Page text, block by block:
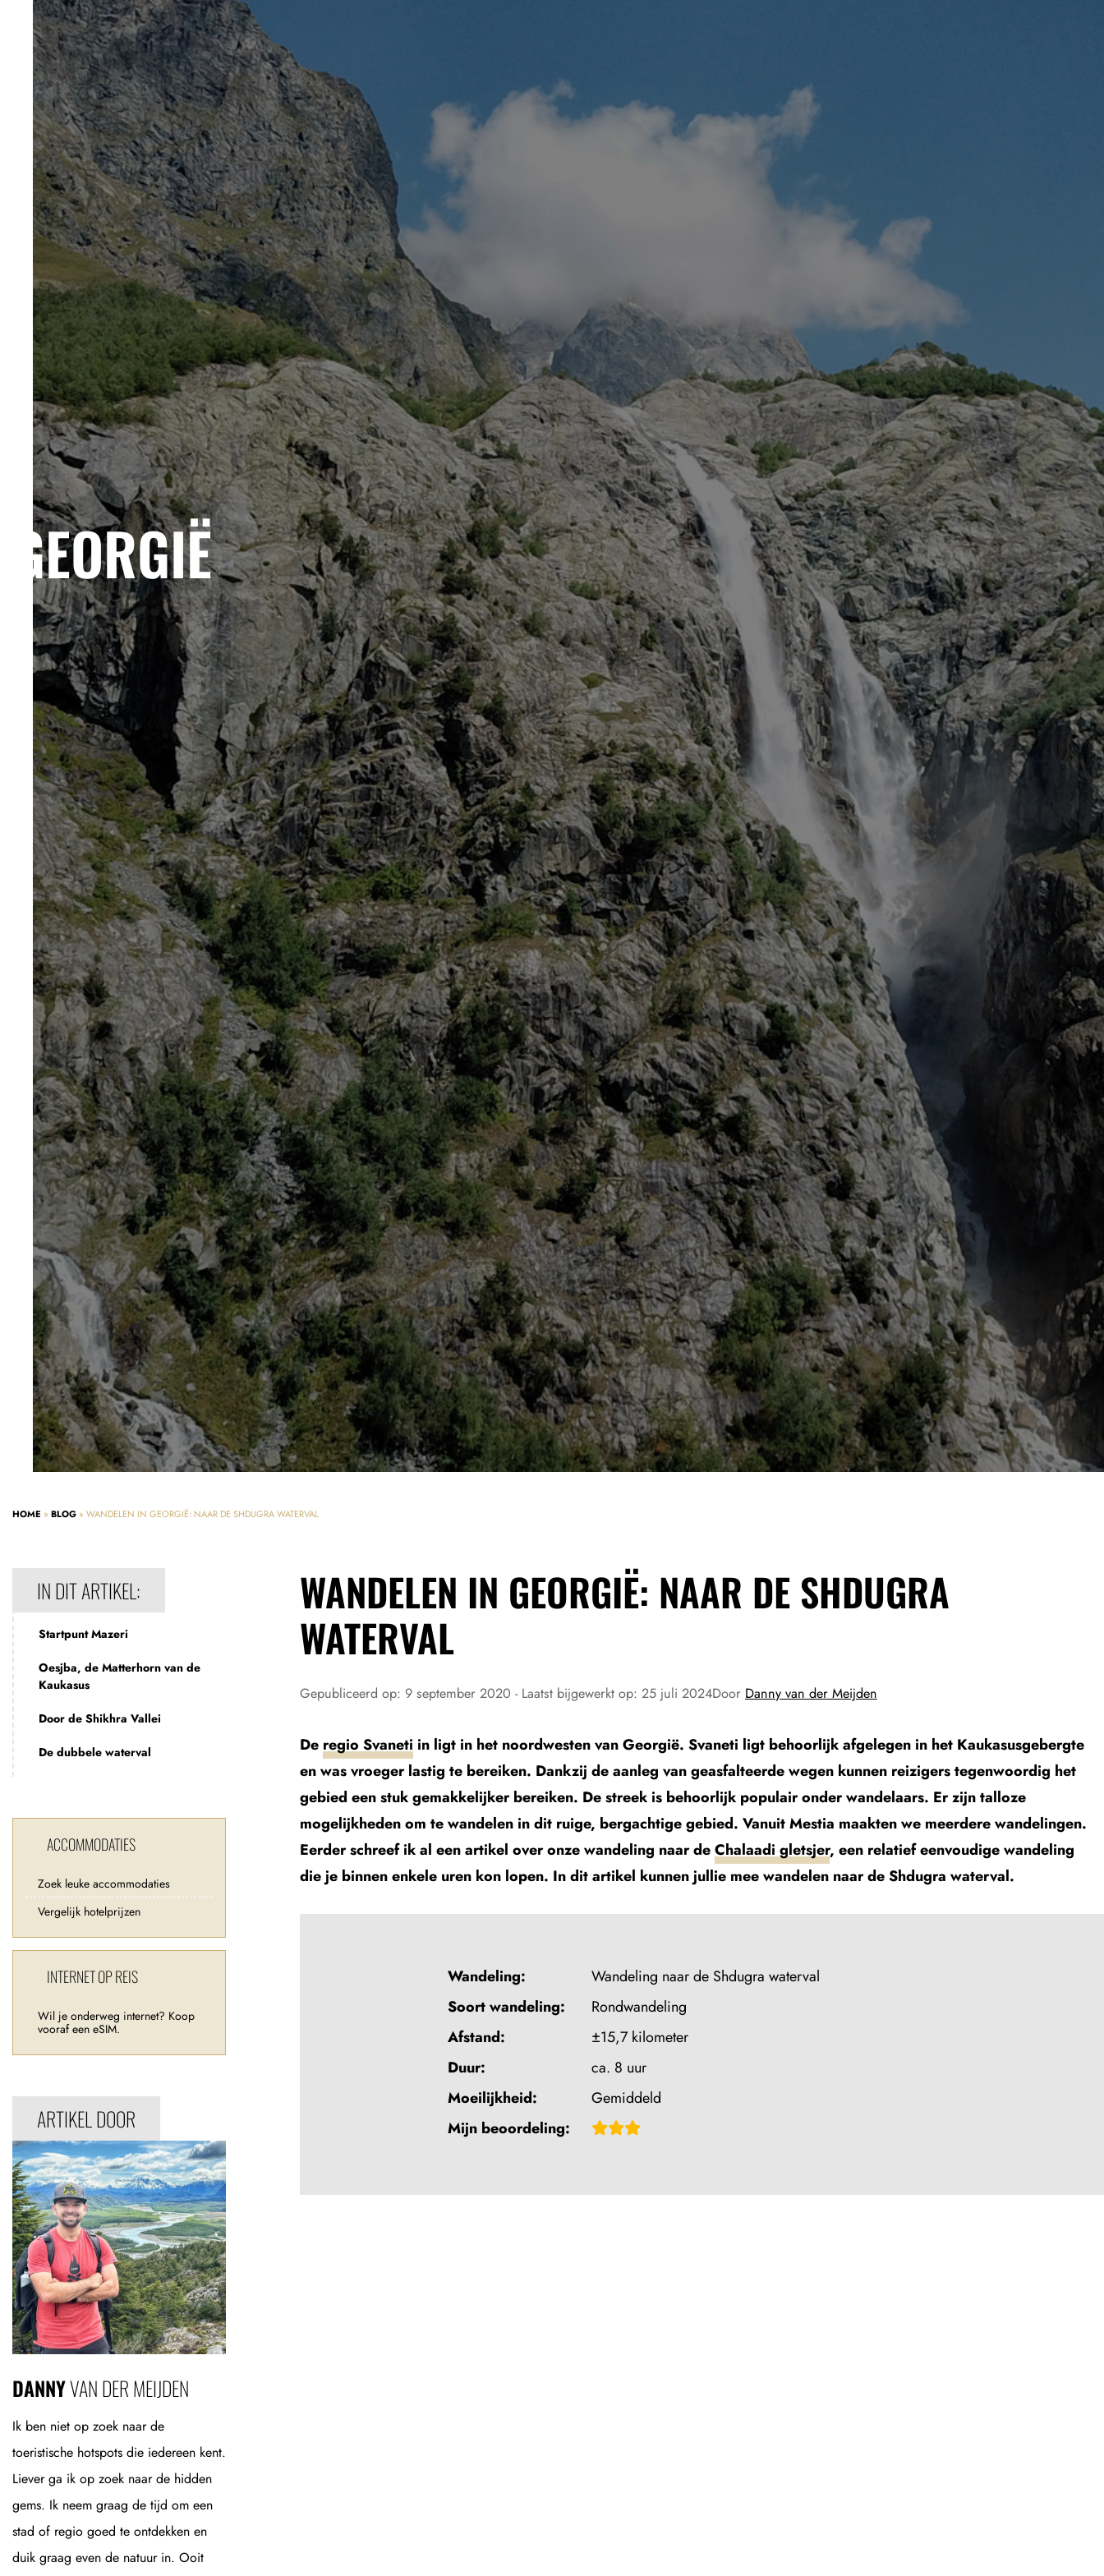
GEORGIË
HOME » BLOG » WANDELEN IN GEORGIË: NAAR DE SHDUGRA WATERVAL
WANDELEN IN GEORGIË: NAAR DE SHDUGRA
WATERVAL
Gepubliceerd op: 9 september 2020 - Laatst bijgewerkt op: 25 juli 2024Door Danny van der Meijden
De regio Svaneti in ligt in het noordwesten van Georgië. Svaneti ligt behoorlijk afgelegen in het Kaukasusgebergte
en was vroeger lastig te bereiken. Dankzij de aanleg van geasfalteerde wegen kunnen reizigers tegenwoordig het
gebied een stuk gemakkelijker bereiken. De streek is behoorlijk populair onder wandelaars. Er zijn talloze
mogelijkheden om te wandelen in dit ruige, bergachtige gebied. Vanuit Mestia maakten we meerdere wandelingen.
Eerder schreef ik al een artikel over onze wandeling naar deChalaadi gletsjer, een relatief eenvoudige wandeling
die je binnen enkele uren kon lopen. In dit artikel kunnen jullie mee wandelen naar de Shdugra waterval.
Wandeling:
Wandeling naar de Shdugra waterval
Soort wandeling:
Rondwandeling
Afstand:
±15,7 kilometer
Duur:
ca. 8 uur
Moeilijkheid:
Gemiddeld
Mijn beoordeling:
Beoordeling:
IN DIT ARTIKEL:
Startpunt Mazeri
Oesjba, de Matterhorn van de
Kaukasus
Door de Shikhra Vallei
De dubbele waterval
ACCOMMODATIES
Zoek leuke accommodaties
Vergelijk hotelprijzen
INTERNET OP REIS
Wil je onderweg internet? Koop
vooraf een eSIM.
ARTIKEL DOOR
DANNYVAN DER MEIJDEN
Ik ben niet op zoek naar de
toeristische hotspots die iedereen kent.
Liever ga ik op zoek naar de hidden
gems. Ik neem graag de tijd om een
stad of regio goed te ontdekken en
duik graag even de natuur in. Ooit